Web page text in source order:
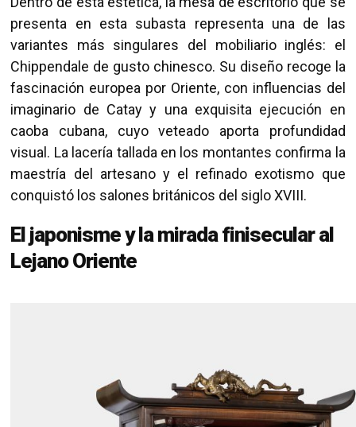
presenta en esta subasta representa una de las
variantes más singulares del mobiliario inglés: el
Chippendale de gusto chinesco. Su diseño recoge la
fascinación europea por Oriente, con influencias del
imaginario de Catay y una exquisita ejecución en
caoba cubana, cuyo veteado aporta profundidad
visual. La lacería tallada en los montantes confirma la
maestría del artesano y el refinado exotismo que
conquistó los salones británicos del siglo XVIII.
El japonisme y la mirada finisecular al
Lejano Oriente